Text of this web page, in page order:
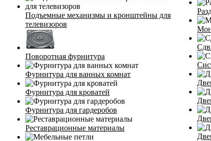
Подъемные механизмы и кронштейны для
телевизоров
Поворотная фурнитура
Фурнитура для ванных комнат
Фурнитура для кроватей
Фурнитура для гардеробов
Реставрационные материалы